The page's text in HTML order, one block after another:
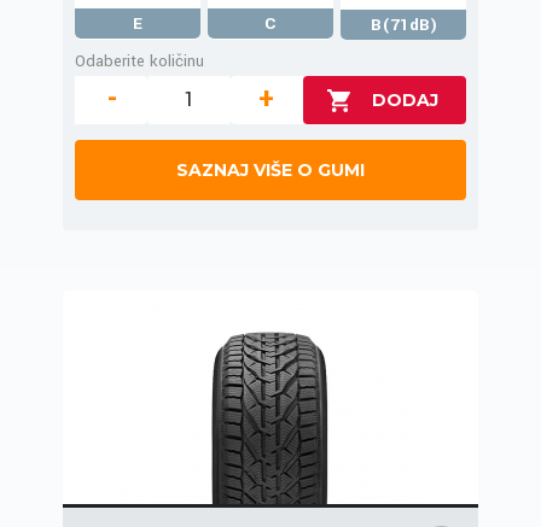
E C
B(71dB)
Odaberite količinu
- +
SAZNAJ VIŠE O GUMI